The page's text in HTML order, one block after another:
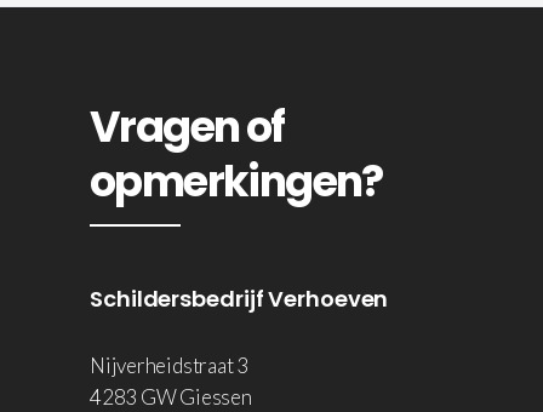
Vragen of
opmerkingen?
Schildersbedrijf Verhoeven
Nijverheidstraat 3
4283 GW Giessen